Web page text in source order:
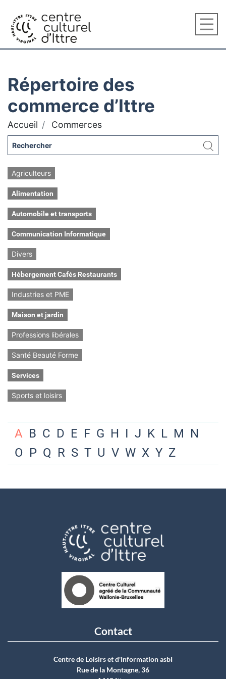
Répertoire des
commerce d’Ittre
Accueil Commerces
Agriculteurs
Alimentation
Automobile et transports
Communication Informatique
Divers
Hébergement Cafés Restaurants
Industries et PME
Maison et jardin
Professions libérales
Santé Beauté Forme
Services
Sports et loisirs
A B C D E F G H I J K L M N
O P Q R S T U V W X Y Z
Contact
Centre de Loisirs et d'Information asbI
Rue de la Montagne, 36